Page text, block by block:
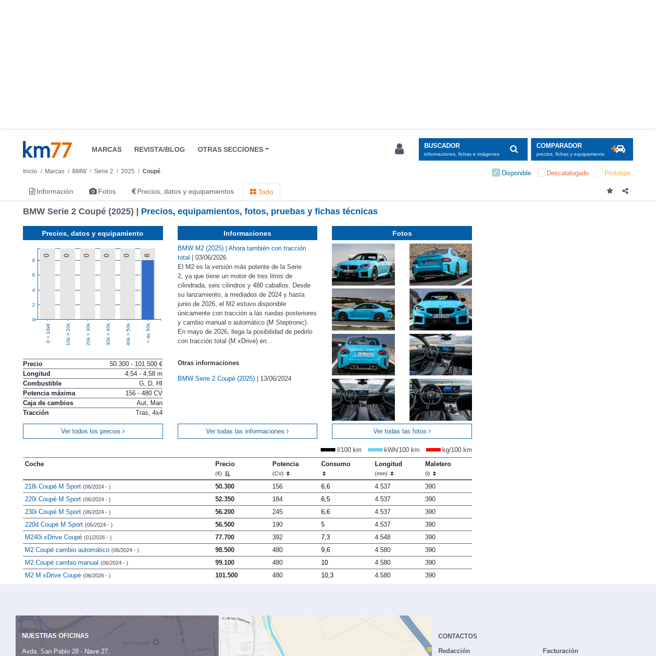
MARCAS REVISTA/BLOG OTRAS SECCIONES BUSCADOR
informaciones, fichas e imágenes
COMPARADOR
precios, fichas y equipamiento
Inicio Marcas BMW Serie 2 2025 Coupé Disponible Descatalogado Prototipo
Información Fotos Precios, datos y equipamientos Todo
BMW Serie 2 Coupé (2025) | Precios, equipamientos, fotos, pruebas y fichas técnicas
Precios, datos y equipamiento
0
2
4
6
8
0 0 0 0 0 8
0 > 10k€ 10k > 20k 20k > 30k 30k > 40k 40k > 50k + de 50k
Precio
50.300 - 101.500 €
Longitud
4,54 - 4,58 m
Combustible
G, D, HI
Potencia máxima
156 - 480 CV
Caja de cambios
Aut, Man
Tracción
Tras, 4x4
Ver todos los precios
Informaciones
BMW M2 (2025) | Ahora también con tracción
total
03/06/2026
El M2 es la versión más potente de la Serie
2, ya que tiene un motor de tres litros de
cilindrada, seis cilindros y 480 caballos. Desde
su lanzamiento, a mediados de 2024 y hasta
junio de 2026, el M2 estuvo disponible
únicamente con tracción a las ruedas posteriores
y cambio manual o automático (M Steptronic).
En mayo de 2026, llega la posibilidad de pedirlo
con tracción total (M xDrive) en...
Otras informaciones
BMW Serie 2 Coupé (2025) 13/06/2024
Ver todas las informaciones
Fotos
Ver todas las fotos
l/100 km kWh/100 km
kg/100 km
Coche
Precio
(€)
Potencia
(CV)
Consumo Longitud
(mm)
Maletero
(l)
218i Coupé M Sport (06/2024 - ) 50.300 156 6,6 4.537
390
220i Coupé M Sport (06/2024 - ) 52.350 184 6,5 4.537
390
230i Coupé M Sport (06/2024 - ) 56.200 245 6,6 4.537
390
220d Coupé M Sport (06/2024 - ) 56.500 190 5 4.537
390
M240i xDrive Coupé (01/2026 - ) 77.700 392 7,3 4.548
390
M2 Coupé cambio automático (06/2024 - ) 98.500 480 9,6 4.580
390
M2 Coupé cambio manual (06/2024 - ) 99.100 480 10 4.580
390
M2 M xDrive Coupé (06/2026 - ) 101.500 480 10,3 4.580 390
NUESTRAS OFICINAS
Avda. San Pablo 28 - Nave 27,
CONTACTOS
Redacción
Facturación